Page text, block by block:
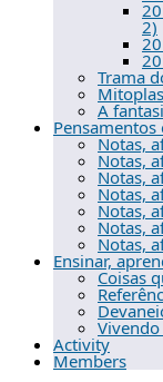
2)
Trama
A
Notas,
Notas,
Notas,
Notas,
Notas,
Notas,
Notas,
Ensinar,
Coisas
Activity
Members